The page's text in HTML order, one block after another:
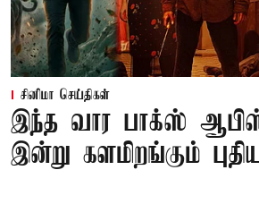
சினிமா செய்திகள்
இந்த வார பாக்ஸ்
இன்று களமிறங்கும்